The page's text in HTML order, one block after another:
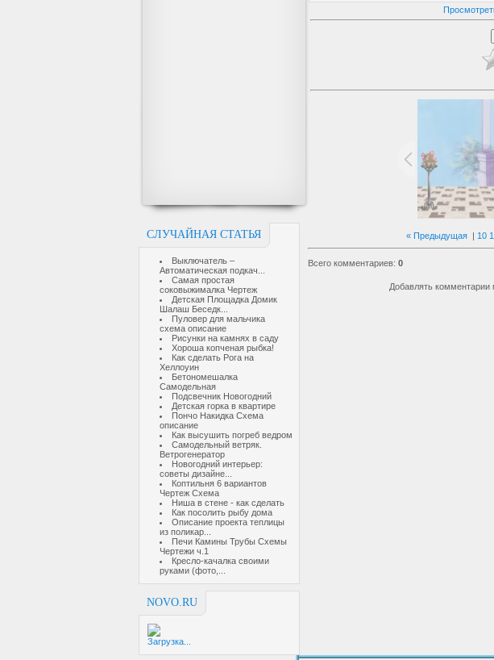
СЛУЧАЙНАЯ СТАТЬЯ
Выключатель –
Автоматическая подкач...
Самая простая
соковыжималка Чертеж
Детская Площадка Домик
Шалаш Беседк...
Пуловер для мальчика
схема описание
Рисунки на камнях в саду
Хороша копченая рыбка!
Как сделать Рога на
Хеллоуин
Бетономешалка
Самодельная
Подсвечник Новогодний
Детская горка в квартире
Пончо Накидка Схема
описание
Как высушить погреб ведром
Самодельный ветряк.
Ветрогенератор
Новогодний интерьер:
советы дизайне...
Коптильня 6 вариантов
Чертеж Схема
Ниша в стене - как сделать
Как посолить рыбу дома
Описание проекта теплицы
из поликар...
Печи Камины Трубы Схемы
Чертежи ч.1
Кресло-качалка своими
руками (фото,...
NOVO.RU
Загрузка...
« Предыдущая| 10
Всего комментариев: 0
Добавлять комментарии